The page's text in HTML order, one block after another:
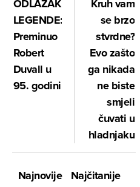
ODLAZAK
LEGENDE:
Preminuo
Robert
Duvall u
95. godini
Kruh vam
se brzo
stvrdne?
Evo zašto
ga nikada
ne biste
smjeli
čuvati u
hladnjaku
Najnovije
Najčitanije